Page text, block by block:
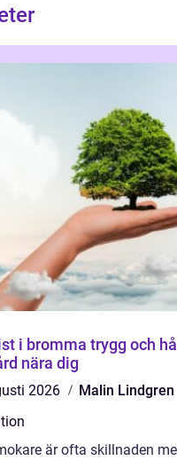
trygg och hållbar
nära dig
2026
Malin Lindgren
är ofta skillnaden